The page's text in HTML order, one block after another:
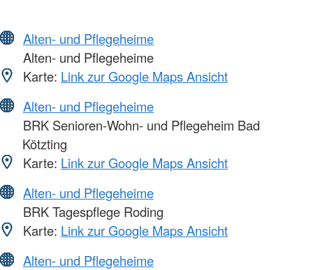
Alten- und Pflegeheime
Alten- und Pflegeheime
Karte: Link zur Google Maps Ansicht
Alten- und Pflegeheime
BRK Senioren-Wohn- und Pflegeheim Bad
Kötzting
Karte: Link zur Google Maps Ansicht
Alten- und Pflegeheime
BRK Tagespflege Roding
Karte: Link zur Google Maps Ansicht
Alten- und Pflegeheime